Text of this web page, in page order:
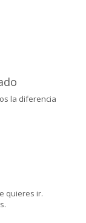
la diferencia
quieres ir.